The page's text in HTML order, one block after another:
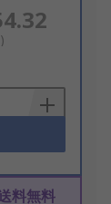
料無料